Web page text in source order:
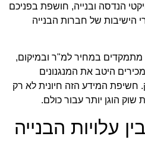
הנדסה ובנייה, חושפת בפניכם
של חברות הבנייה
מתמקדים במחיר למ"ר ובמיקום,
היטב את המנגנונים
המידע הזה חיונית לא רק
הוגן יותר עבור כולם.
עלויות הבנייה